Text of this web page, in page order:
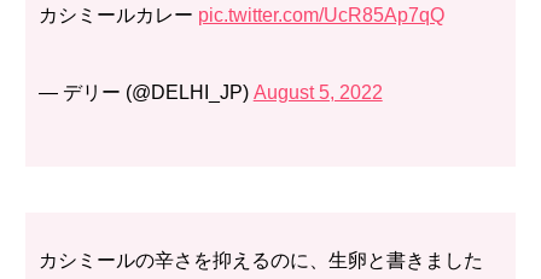
カシミールカレー pic.twitter.com/UcR85Ap7qQ
— デリー (@DELHI_JP) August 5, 2022
カシミールの辛さを抑えるのに、生卵と書きました